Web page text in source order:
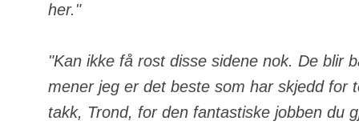
her."
"Kan ikke få rost disse sidene nok. De blir
mener jeg er det beste som har skjedd for
takk, Trond, for den fantastiske jobben du